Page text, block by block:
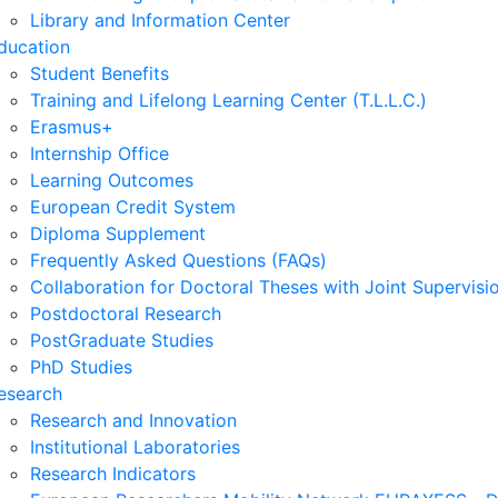
Library and Information Center
Student Benefits
Training and Lifelong Learning Center (T.L.L.C.)
Erasmus+
Internship Office
Learning Outcomes
European Credit System
Diploma Supplement
Frequently Asked Questions (FAQs)
Collaboration for Doctoral Theses with Joint
Postdoctoral Research
PostGraduate Studies
PhD Studies
Research and Innovation
Institutional Laboratories
Research Indicators